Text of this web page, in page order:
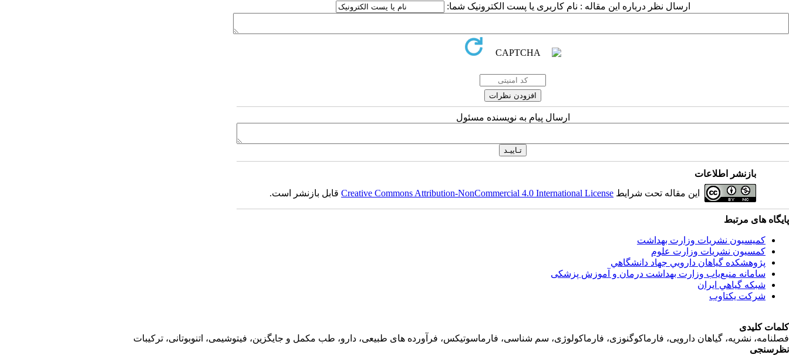
ارسال نظر درباره این مقاله : نام کاربری یا پست الکترونیک شما:
ارسال پیام به نویسنده مسئول
بازنشر اطلاعات
این مقاله تحت شرایط Creative Commons Attribution-NonCommercial 4.0 International Licenseقابل بازنشر است.
پایگاه های مرتبط
کمیسیون نشریات وزارت بهداشت
کمسیون نشریات وزارت علوم
پژوهشكده گياهان دارويي جهاد دانشگاهي
سامانه منبع‌ياب وزارت بهداشت درمان و آموزش پزشکی
شبكه گياهي ايران
شرکت یکتاوب
کلمات کلیدی
فصلنامه، نشریه، گیاهان دارویی، فارماکوگنوزی، فارماکولوژی، سم شناسی، فارماسوتیکس، فرآورده های طبیعی، دارو، طب مکمل و جایگزین، فیتوشیمی، اتنوبوتانی، ترکیبات
نظرسنجی